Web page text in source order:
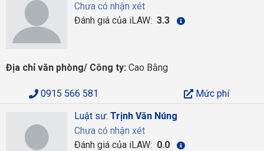
Chưa có nhận xét
Đánh giá của iLAW: 3.3
Địa chỉ văn phòng/ Công ty: Cao Bằng
0915 566 581
Mức phí
Luật sư: Trịnh Văn Núng
Chưa có nhận xét
Đánh giá của iLAW: 0.0